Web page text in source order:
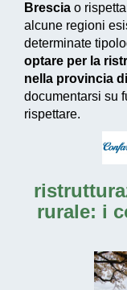
Brescia o
alcune regioni
determinate
optare per la
nella provincia
documentarsi su
rispettare.
rurale: i